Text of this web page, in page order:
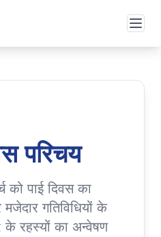
परिचय
को पाई दिवस का
गतिविधियों के
रहस्यों का अन्वेषण